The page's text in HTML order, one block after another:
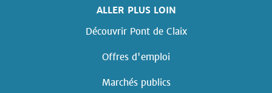
ALLER PLUS LOIN
Découvrir Pont de Claix
Offres d'emploi
Marchés publics